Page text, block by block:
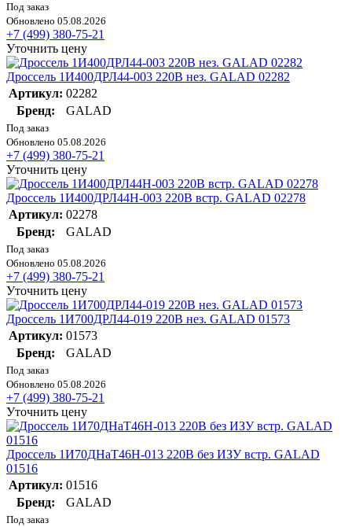
Под заказ
Обновлено 05.08.2026
+7 (499) 380-75-21
Уточнить цену
Дроссель 1И400ДРЛ44-003 220В нез. GALAD 02282
Артикул: 02282
Бренд:
GALAD
Под заказ
Обновлено 05.08.2026
+7 (499) 380-75-21
Уточнить цену
Дроссель 1И400ДРЛ44Н-003 220В встр. GALAD 02278
Артикул: 02278
Бренд:
GALAD
Под заказ
Обновлено 05.08.2026
+7 (499) 380-75-21
Уточнить цену
Дроссель 1И700ДРЛ44-019 220В нез. GALAD 01573
Артикул: 01573
Бренд:
GALAD
Под заказ
Обновлено 05.08.2026
+7 (499) 380-75-21
Уточнить цену
Дроссель 1И70ДНаТ46Н-013 220В без ИЗУ встр. GALAD
01516
Артикул: 01516
Бренд:
GALAD
Под заказ